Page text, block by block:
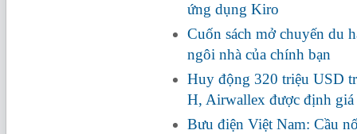
ứng dụng Kiro
Cuốn sách mở chuyến du
ngôi nhà của chính bạn
Huy động 320 triệu USD
H, Airwallex được định
Bưu điện Việt Nam: Cầu